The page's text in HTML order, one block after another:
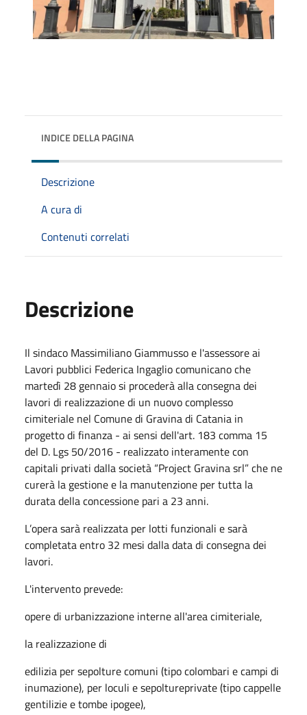
INDICE DELLA PAGINA
Descrizione
A cura di
Contenuti correlati
Descrizione
Il sindaco Massimiliano Giammusso e l'assessore ai
Lavori pubblici Federica Ingaglio comunicano che
martedì 28 gennaio si procederà alla consegna dei
lavori di realizzazione di un nuovo complesso
cimiteriale nel Comune di Gravina di Catania in
progetto di finanza - ai sensi dell'art. 183 comma 15
del D. Lgs 50/2016 - realizzato interamente con
capitali privati dalla società “Project Gravina srl” che ne
curerà la gestione e la manutenzione per tutta la
durata della concessione pari a 23 anni.
L’opera sarà realizzata per lotti funzionali e sarà
completata entro 32 mesi dalla data di consegna dei
lavori.
L'intervento prevede:
opere di urbanizzazione interne all'area cimiteriale,
la realizzazione di
edilizia per sepolture comuni (tipo colombari e campi di
inumazione), per loculi e sepoltureprivate (tipo cappelle
gentilizie e tombe ipogee),